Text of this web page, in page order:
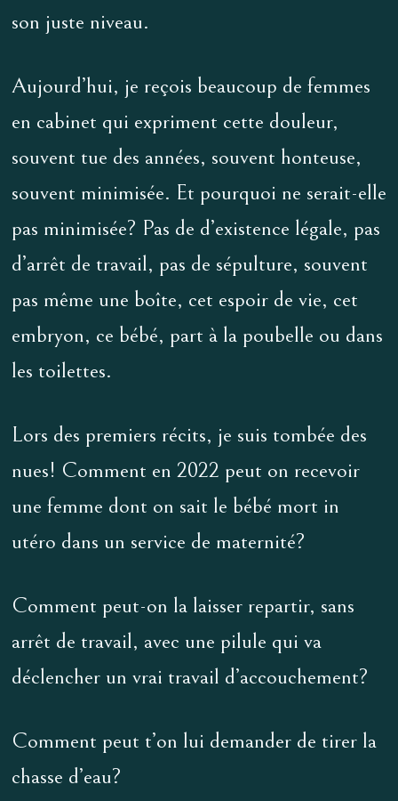
son juste niveau.
Aujourd’hui, je reçois beaucoup de femmes
en cabinet qui expriment cette douleur,
souvent tue des années, souvent honteuse,
souvent minimisée. Et pourquoi ne serait-elle
pas minimisée? Pas de d’existence légale, pas
d’arrêt de travail, pas de sépulture, souvent
pas même une boîte, cet espoir de vie, cet
embryon, ce bébé, part à la poubelle ou dans
les toilettes.
Lors des premiers récits, je suis tombée des
nues! Comment en 2022 peut on recevoir
une femme dont on sait le bébé mort in
utéro dans un service de maternité?
Comment peut-on la laisser repartir, sans
arrêt de travail, avec une pilule qui va
déclencher un vrai travail d’accouchement?
Comment peut t’on lui demander de tirer la
chasse d’eau?